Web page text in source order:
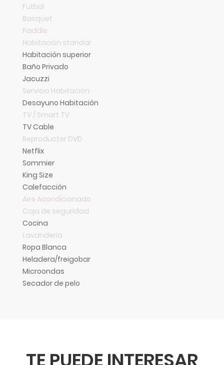
Futbol
Basquet
Paddle
Habitación standar
Habitación superior
Baño Privado
Jacuzzi
Servicio Habitación
Desayuno Habitación
TV / Smart TV
TV Cable
Reproductor DVD
Netflix
Sommier
King Size
Calefacción
Aire Acondicionado
Caja de seguridad
Cocina
Lavandería
Ropa Blanca
Heladera/freigobar
Microondas
Secador de pelo